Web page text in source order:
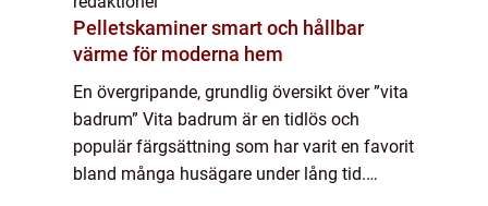
Pelletskaminer smart och hållbar
värme för moderna hem
En övergripande, grundlig översikt över ”vita
badrum” Vita badrum är en tidlös och
populär färgsättning som har varit en favorit
bland många husägare under lång tid.